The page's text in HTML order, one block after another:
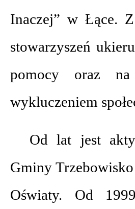
Inaczej” w Łące. Z
stowarzyszeń
pomocy oraz na
wykluczeniem
Od lat jest
Gminy
Oświaty. Od